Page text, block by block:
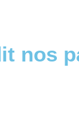
nos